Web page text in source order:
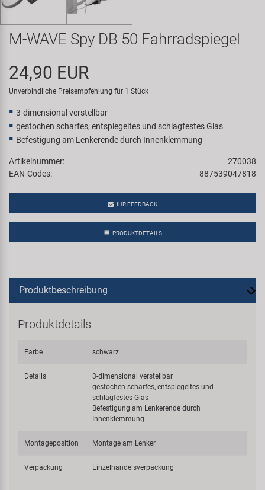
Samox
Smart
SRAM/RockShox
Trail-Gator
Velo
M-WAVE Spy DB 50 Fahrradspiegel
24,90 EUR
Unverbindliche Preisempfehlung für 1 Stück
3-dimensional verstellbar
gestochen scharfes, entspiegeltes und schlagfestes Glas
Befestigung am Lenkerende durch Innenklemmung
Artikelnummer:
270038
EAN-Codes:
887539047818
IHR FEEDBACK
PRODUKTDETAILS
Produktbeschreibung
Produktdetails
Farbe schwarz
Details
3-dimensional verstellbar
gestochen scharfes, entspiegeltes und
schlagfestes Glas
Befestigung am Lenkerende durch
Innenklemmung
Montageposition Montage am Lenker
Verpackung Einzelhandelsverpackung